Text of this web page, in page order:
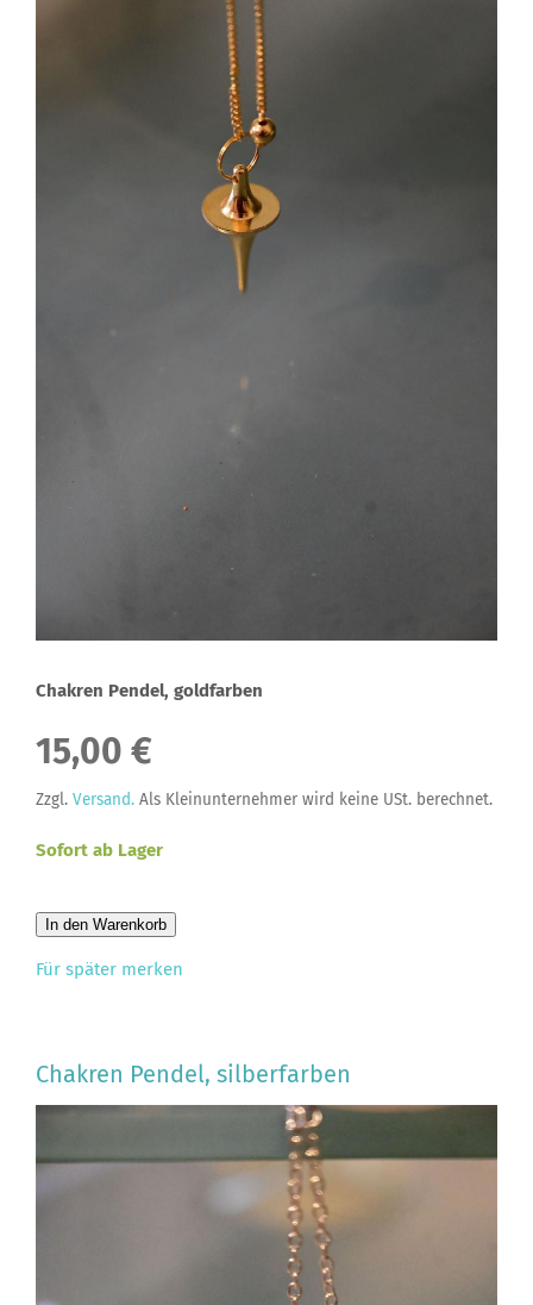
Chakren Pendel, goldfarben
15,00 €
Zzgl. Versand. Als Kleinunternehmer wird keine USt. berechnet.
Sofort ab Lager
In den Warenkorb
Für später merken
Chakren Pendel, silberfarben